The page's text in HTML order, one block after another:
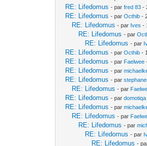
RE: Lifedomus - parfred 83 -
RE: Lifedomus - parOcthib -
RE: Lifedomus - par Ives -
RE: Lifedomus - par
RE: Lifedomus - par
RE: Lifedomus - parOcthib -
RE: Lifedomus - par Faelwee
RE: Lifedomus - par
RE: Lifedomus - par
RE: Lifedomus - par
RE: Lifedomus - pardomotiqa
RE: Lifedomus - par
RE: Lifedomus - par
RE: Lifedomus - par
RE: Lifedomus - par
RE: Lifedomus -